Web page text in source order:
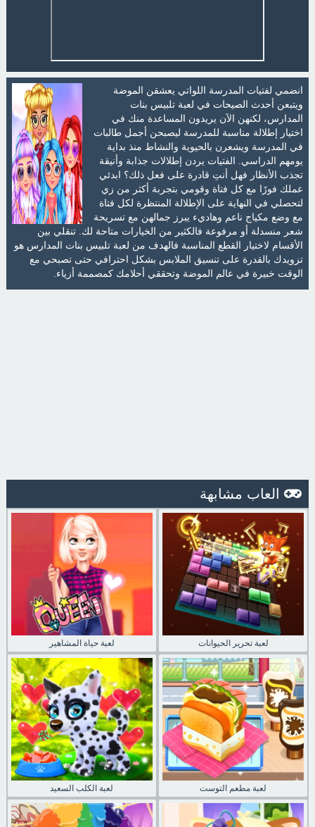
انضمي لفتيات المدرسة اللواتي يعشقن الموضة
ويتبعن أحدث الصيحات في لعبة تلبيس بنات
المدارس، لكنهن الآن يريدون المساعدة منك في
اختيار إطلالة مناسبة للمدرسة ليصبحن أجمل طالبات
في المدرسة ويشعرن بالحيوية والنشاط منذ بداية
يومهم الدراسي. الفتيات يردن إطلالات جذابة وأنيقة
تجذب الأنظار فهل أنتِ قادرة على فعل ذلك؟ ابدئي
عملك فورًا مع كل فتاة وقومي بتجربة أكثر من زي
لتحصلي في النهاية على الإطلالة المنتظرة لكل فتاة
مع وضع مكياج ناعم وهاديء يبرز جمالهن مع تسريحة
شعر منسدلة أو مرفوعة فالكثير من الخيارات متاحة لك. تنقلي بين
الأقسام لاختيار القطع المناسبة فالهدف من لعبة تلبيس بنات المدارس هو
تزويدك بالقدرة على تنسيق الملابس بشكل احترافي حتى تصبحي مع
الوقت خبيرة في عالم الموضة وتحققي أحلامك كمصممة أزياء.
العاب مشابهة
لعبة حياة المشاهير لعبة تحرير الحيوانات
لعبة الكلب السعيد لعبة مطعم التوست